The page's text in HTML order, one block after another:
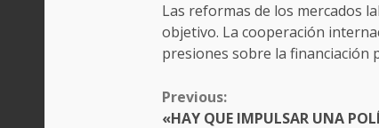
Las reformas de los mercados
objetivo. La cooperación
presiones sobre la financiación
CONTINUE
READING
Previous:
«HAY QUE IMPULSAR UNA